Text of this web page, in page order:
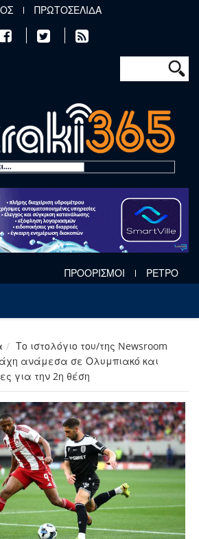
περιεχόμενο
ΠΡΩΤΟΣΕΛΙΔΑ
Φόρμα
Αναζήτηση
ΠΡΟΟΡΙΣΜΟΙ ΡΕΤΡΟ
Το ιστολόγιο του/της Newsroom
ανάμεσα σε Ολυμπιακό και
για την 2η θέση